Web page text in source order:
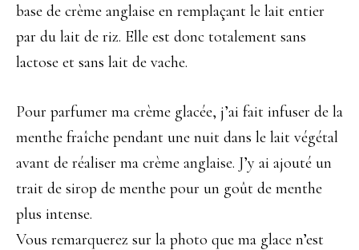
base de crème anglaise en remplaçant le lait entier
par du lait de riz. Elle est donc totalement sans
lactose et sans lait de vache.
Pour parfumer ma crème glacée, j’ai fait infuser de la
menthe fraîche pendant une nuit dans le lait végétal
avant de réaliser ma crème anglaise. J’y ai ajouté un
trait de sirop de menthe pour un goût de menthe
plus intense.
Vous remarquerez sur la photo que ma glace n’est